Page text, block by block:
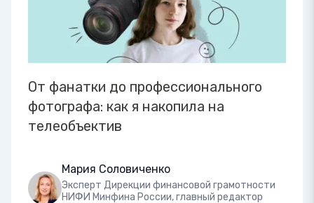
От фанатки до профессионального
фотографа: как я накопила на
телеобъектив
Мария Соловиченко
Эксперт Дирекции финансовой грамотности
НИФИ Минфина России, главный редактор